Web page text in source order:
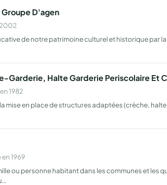
D'agen
de notre patrimoine culturel et historique par
Garderie, Halte Garderie Periscolaire Et
1982
mise en place de structures adaptées (crèche,
1969
ou personne habitant dans les communes et les